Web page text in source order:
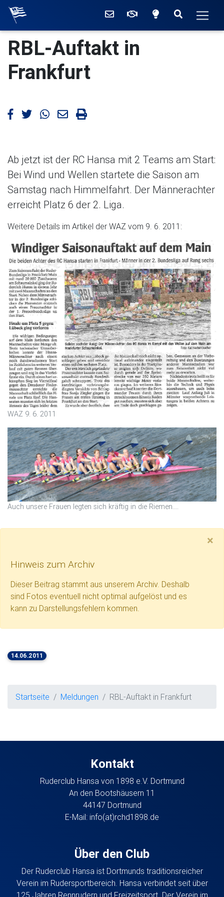
Willkommen beim
KontaktMitglied werden
Zwischen
Suchen
Die aktuellen
RBL-Auftakt in
Frankfurt
Artikel bei Facebook teilen
Artikel bei Twitter teilen
Artikel bei WhatsApp teilen
Artikel mailen
Artikel drucken
Ab jetzt ist der RC Hansa mit 2 Teams am Start:
Bei Wind und Wellen startete die Saison am
Samstag nach Himmelfahrt. Der Männerachter
erreicht Platz 6 der 2. Liga.
Weitere Details im Artikel der WAZ vom 9. 6. 2011:
WAZ 9. 6. 2011
Auch unsere Frauen legten sich kräftig in die Riemen....
×
Hinweis zum Archiv
Dieser Beitrag stammt aus unserem Archiv. Deshalb
sind Fotos eventuell nicht optimal aufgelöst und es
kann zu Darstellungsfehlern kommen.
14.06.2011
Startseite Meldungen RBL-Auftakt in Frankfurt
Kontakt
Ruderclub Hansa von 1898 e.V. Dortmund
An den Bootshäusern 11
44147 Dortmund
E-Mail: info(at)rchd1898.de
Über den Club
Der Ruderclub Hansa ist Dortmunds traditionsreicher
Verein im Rudersportbereich. Hansa verbindet seit über